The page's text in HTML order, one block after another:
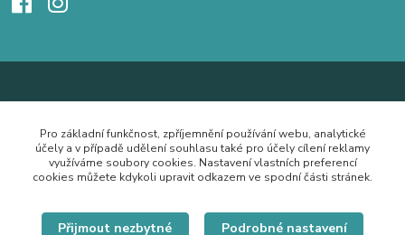
Pro základní funkčnost, zpříjemnění používání webu, analytické
účely a v případě udělení souhlasu také pro účely cílení reklamy
využíváme soubory cookies. Nastavení vlastních preferencí
cookies můžete kdykoli upravit odkazem ve spodní části stránek.
Přijmout nezbytné Podrobné nastavení